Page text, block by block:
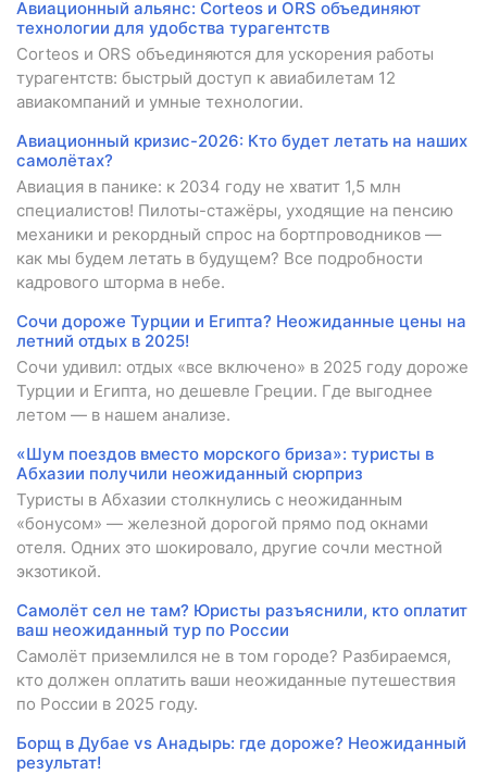
Авиационный альянс: Corteos и ORS объединяют
технологии для удобства турагентств
Corteos и ORS объединяются для ускорения работы
турагентств: быстрый доступ к авиабилетам 12
авиакомпаний и умные технологии.
Авиационный кризис-2026: Кто будет летать на наших
самолётах?
Авиация в панике: к 2034 году не хватит 1,5 млн
специалистов! Пилоты-стажёры, уходящие на пенсию
механики и рекордный спрос на бортпроводников —
как мы будем летать в будущем? Все подробности
кадрового шторма в небе.
Сочи дороже Турции и Египта? Неожиданные цены на
летний отдых в 2025!
Сочи удивил: отдых «все включено» в 2025 году дороже
Турции и Египта, но дешевле Греции. Где выгоднее
летом — в нашем анализе.
«Шум поездов вместо морского бриза»: туристы в
Абхазии получили неожиданный сюрприз
Туристы в Абхазии столкнулись с неожиданным
«бонусом» — железной дорогой прямо под окнами
отеля. Одних это шокировало, другие сочли местной
экзотикой.
Самолёт сел не там? Юристы разъяснили, кто оплатит
ваш неожиданный тур по России
Самолёт приземлился не в том городе? Разбираемся,
кто должен оплатить ваши неожиданные путешествия
по России в 2025 году.
Борщ в Дубае vs Анадырь: где дороже? Неожиданный
результат!